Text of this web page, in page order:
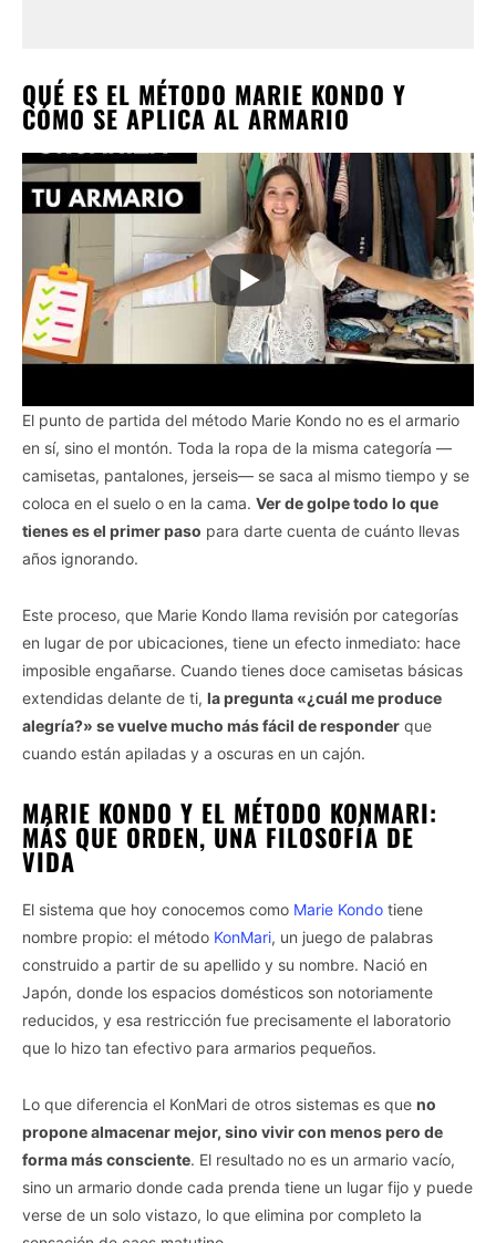
QUÉ ES EL MÉTODO MARIE KONDO Y
CÓMO SE APLICA AL ARMARIO
El punto de partida del método Marie Kondo no es el armario
en sí, sino el montón. Toda la ropa de la misma categoría —
camisetas, pantalones, jerseis— se saca al mismo tiempo y se
coloca en el suelo o en la cama. Ver de golpe todo lo que
tienes es el primer paso para darte cuenta de cuánto llevas
años ignorando.
Este proceso, que Marie Kondo llama revisión por categorías
en lugar de por ubicaciones, tiene un efecto inmediato: hace
imposible engañarse. Cuando tienes doce camisetas básicas
extendidas delante de ti, la pregunta «¿cuál me produce
alegría?» se vuelve mucho más fácil de responder que
cuando están apiladas y a oscuras en un cajón.
MARIE KONDO Y EL MÉTODO KONMARI:
MÁS QUE ORDEN, UNA FILOSOFÍA DE
VIDA
El sistema que hoy conocemos como Marie Kondo tiene
nombre propio: el método KonMari, un juego de palabras
construido a partir de su apellido y su nombre. Nació en
Japón, donde los espacios domésticos son notoriamente
reducidos, y esa restricción fue precisamente el laboratorio
que lo hizo tan efectivo para armarios pequeños.
Lo que diferencia el KonMari de otros sistemas es que no
propone almacenar mejor, sino vivir con menos pero de
forma más consciente. El resultado no es un armario vacío,
sino un armario donde cada prenda tiene un lugar fijo y puede
verse de un solo vistazo, lo que elimina por completo la